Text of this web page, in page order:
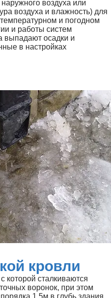
воздуха или
воздуха и влажность) для
и погодном
и работы систем
выпадают осадки и
в настройках
кровли
которой сталкиваются
воронок, при этом
1,5м в глубь здания.